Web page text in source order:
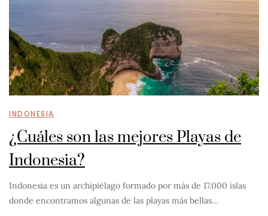
INDONESIA
¿Cuáles son las mejores Playas de
Indonesia?
Indonesia es un archipiélago formado por más de 17.000 islas
donde encontramos algunas de las playas más bellas…